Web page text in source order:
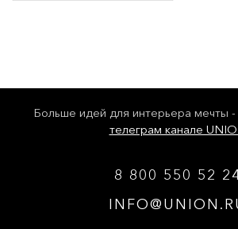
Больше идей для интерьера мечты
телеграм канале
8 800 550 52